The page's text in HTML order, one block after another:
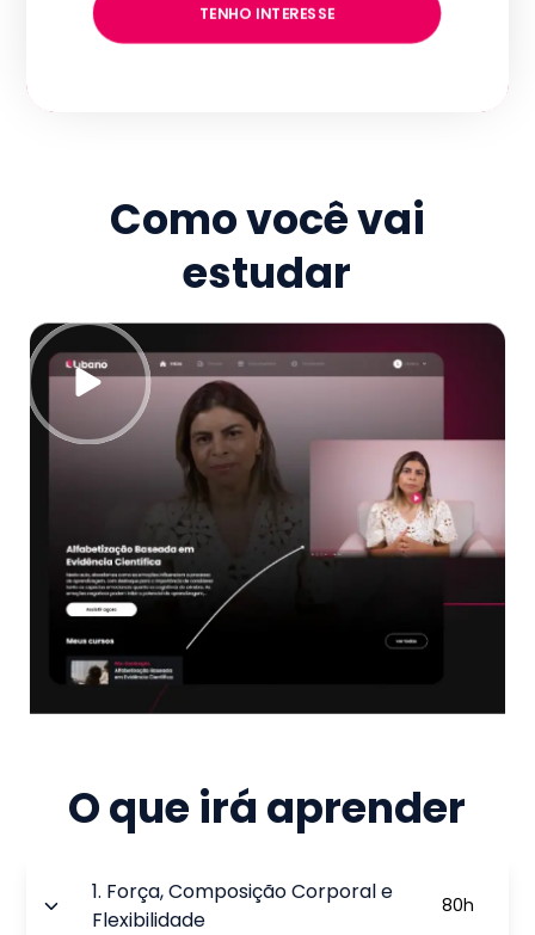
TENHO INTERESSE
Como você vai
estudar
O que irá aprender
1. Força, Composição Corporal e
Flexibilidade
80h